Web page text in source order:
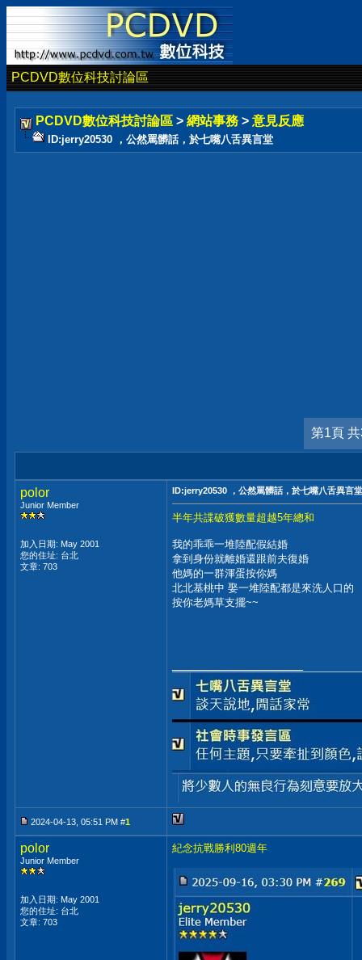
PCDVD數位科技討論區
PCDVD數位科技討論區 > 網站事務 > 意見反應
ID:jerry20530 ，公然罵髒話，於七嘴八舌異言堂
第1頁
polor
Junior Member
加入日期: May 2001
您的住址: 台北
文章: 703
ID:jerry20530 ，公然罵髒話，於七嘴八舌異言堂
半年共諜破獲數量超越5年總和
我的乖乖一堆陸配假結婚
拿到身份就離婚還跟前夫復婚
他媽的一群渾蛋按你媽
北北基桃中 娶一堆陸配都是來洗人口的
按你老媽草支擺~~
2024-04-13, 05:51 PM #1
polor
Junior Member
加入日期: May 2001
您的住址: 台北
文章: 703
紀念抗戰勝利80週年